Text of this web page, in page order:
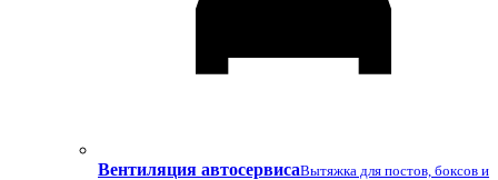
Вентиляция автосервисаВытяжка для постов, боксов и